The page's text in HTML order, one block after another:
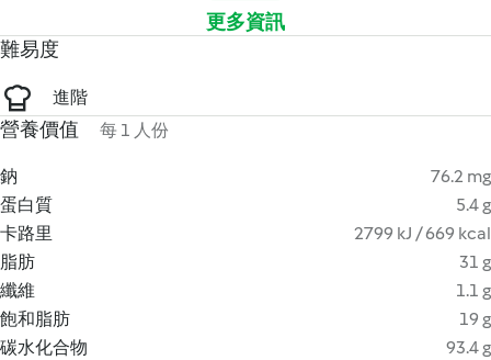
更多資訊
難易度
進階
營養價值 每 1 人份
鈉
76.2 mg
蛋白質
5.4 g
卡路里
2799 kJ / 669 kcal
脂肪
31 g
纖維
1.1 g
飽和脂肪
19 g
碳水化合物
93.4 g